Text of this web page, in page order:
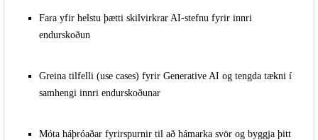
Fara yfir helstu þætti skilvirkrar AI-stefnu fyrir innri
endurskoðun
Greina tilfelli (use cases) fyrir Generative AI og tengda tækni í
samhengi innri endurskoðunar
Móta háþróaðar fyrirspurnir til að hámarka svör og byggja þitt